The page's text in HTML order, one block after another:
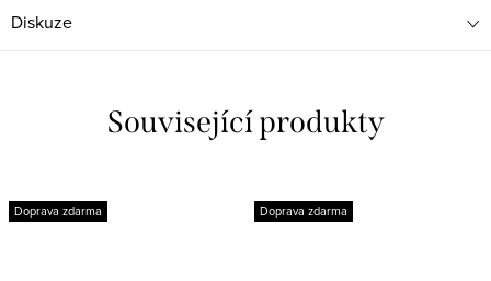
Diskuze
Související produkty
Doprava zdarma Doprava zdarma